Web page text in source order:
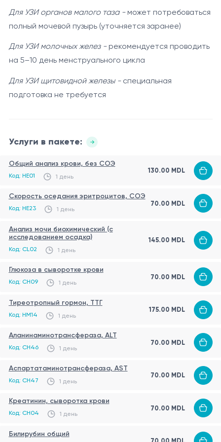
повышенной температуре тела
тяжёлых острых состояниях организма
Ограничения
Программа является профилактическим
обследованием и не заменяет специализированную
диагностику или лечение. При выявлении отклонений
Для УЗИ органов малого таза - может потребоваться
полный мочевой пузырь (уточняется заранее)
Для УЗИ молочных желез - рекомендуется проводить
на 5–10 день менструального цикла
Для УЗИ щитовидной железы - специальная
подготовка не требуется
Услуги в пакете:
Общий анализ крови, без СОЭ
Код: HE01 1 день
130.00 MDL
Скорость оседания эритроцитов, СОЭ
Код: HE23 1 день
70.00 MDL
Анализ мочи биохимический (с
исследованием осадка)
Код: CL02 1 день
145.00 MDL
Глюкоза в сыворотке крови
Код: CH09 1 день
70.00 MDL
Тиреотропный гормон, ТТГ
Код: HM14 1 день
175.00 MDL
Аланинаминотрансфераза, ALT
Код: CH46 1 день
70.00 MDL
Аспартатаминотрансфераза, AST
Код: CH47 1 день
70.00 MDL
Креатинин, сыворотка крови
Код: CH04 1 день
70.00 MDL
Билирубин общий